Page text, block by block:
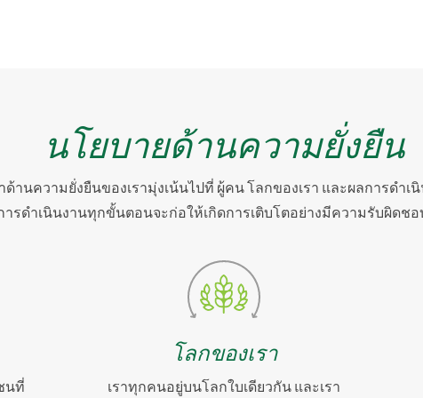
นโยบายด้านความยั่งยืน
านความยั่งยืนของเรามุ่งเน้นไปที่ ผู้คน โลกของเรา และผลการดำเ
ารดำเนินงานทุกขั้นตอนจะก่อให้เกิดการเติบโตอย่างมีความรับผิดช
นที่
โลกของเรา
เราทุกคนอยู่บนโลกใบเดียวกัน และเรา